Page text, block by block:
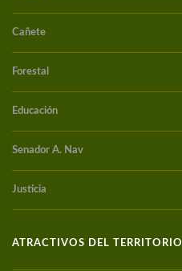
Cañete
Forestal
Educación
Senador A. Nav
Justicia
ATRACTIVOS DEL TERRITORIO